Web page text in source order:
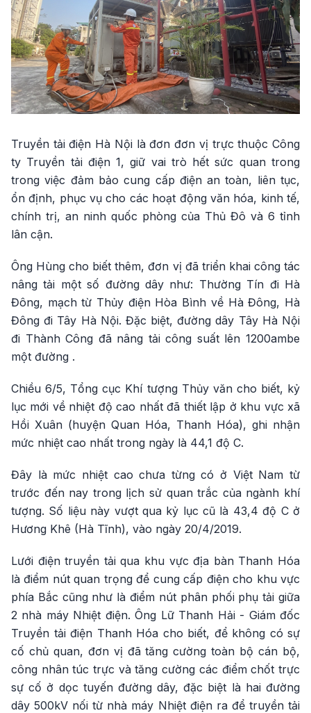
Truyền tải điện Hà Nội là đơn đơn vị trực thuộc Công
ty Truyền tải điện 1, giữ vai trò hết sức quan trong
trong việc đảm bảo cung cấp điện an toàn, liên tục,
ổn định, phục vụ cho các hoạt động văn hóa, kinh tế,
chính trị, an ninh quốc phòng của Thủ Đô và 6 tỉnh
lân cận.
Ông Hùng cho biết thêm, đơn vị đã triển khai công tác
nâng tải một số đường dây như: Thường Tín đi Hà
Đông, mạch từ Thủy điện Hòa Bình về Hà Đông, Hà
Đông đi Tây Hà Nội. Đặc biệt, đường dây Tây Hà Nội
đi Thành Công đã nâng tải công suất lên 1200ambe
một đường .
Chiều 6/5, Tổng cục Khí tượng Thủy văn cho biết, kỷ
lục mới về nhiệt độ cao nhất đã thiết lập ở khu vực xã
Hồi Xuân (huyện Quan Hóa, Thanh Hóa), ghi nhận
mức nhiệt cao nhất trong ngày là 44,1 độ C.
Đây là mức nhiệt cao chưa từng có ở Việt Nam từ
trước đến nay trong lịch sử quan trắc của ngành khí
tượng. Số liệu này vượt qua kỷ lục cũ là 43,4 độ C ở
Hương Khê (Hà Tĩnh), vào ngày 20/4/2019.
Lưới điện truyền tải qua khu vực địa bàn Thanh Hóa
là điểm nút quan trọng để cung cấp điện cho khu vực
phía Bắc cũng như là điểm nút phân phối phụ tải giữa
2 nhà máy Nhiệt điện. Ông Lữ Thanh Hải - Giám đốc
Truyền tải điện Thanh Hóa cho biết, để không có sự
cố chủ quan, đơn vị đã tăng cường toàn bộ cán bộ,
công nhân túc trực và tăng cường các điểm chốt trực
sự cố ở dọc tuyến đường dây, đặc biệt là hai đường
dây 500kV nối từ nhà máy Nhiệt điện ra để truyền tải